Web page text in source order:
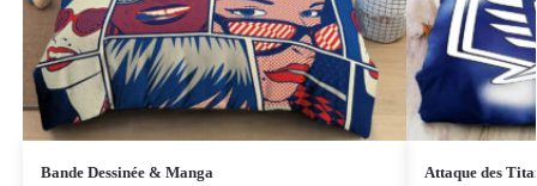
Bande Dessinée & Manga Attaque des